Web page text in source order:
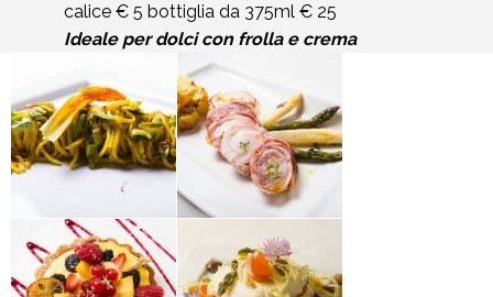
calice € 5 bottiglia da 375ml € 25
Ideale per dolci con frolla e crema